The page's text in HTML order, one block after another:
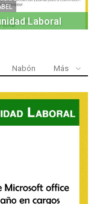
Laboral
Nabón Más